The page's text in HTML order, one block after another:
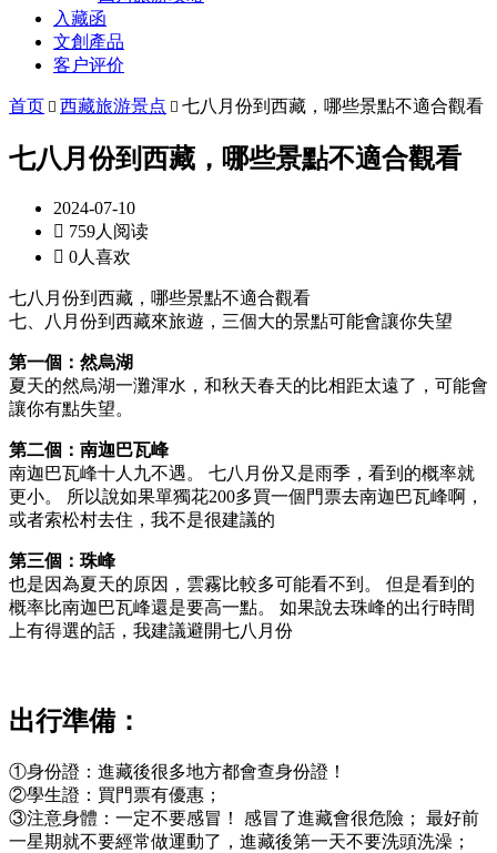
入藏函
文創產品
客户评价
首页  西藏旅游景点  七八月份到西藏，哪些景點不適合觀看
七八月份到西藏，哪些景點不適合觀看
2024-07-10
 759人阅读
 0人喜欢
七八月份到西藏，哪些景點不適合觀看
七、八月份到西藏來旅遊，三個大的景點可能會讓你失望
第一個：然烏湖
夏天的然烏湖一灘渾水，和秋天春天的比相距太遠了，可能會
讓你有點失望。
第二個：南迦巴瓦峰
南迦巴瓦峰十人九不遇。 七八月份又是雨季，看到的概率就
更小。 所以說如果單獨花200多買一個門票去南迦巴瓦峰啊，
或者索松村去住，我不是很建議的
第三個：珠峰
也是因為夏天的原因，雲霧比較多可能看不到。 但是看到的
概率比南迦巴瓦峰還是要高一點。 如果說去珠峰的出行時間
上有得選的話，我建議避開七八月份
出行準備：
①身份證：進藏後很多地方都會查身份證！
②學生證：買門票有優惠；
③注意身體：一定不要感冒！ 感冒了進藏會很危險； 最好前
一星期就不要經常做運動了，進藏後第一天不要洗頭洗澡；